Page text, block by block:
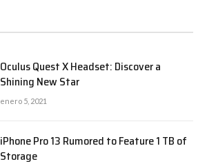
Oculus Quest X Headset: Discover a
Shining New Star
enero 5, 2021
iPhone Pro 13 Rumored to Feature 1 TB of
Storage